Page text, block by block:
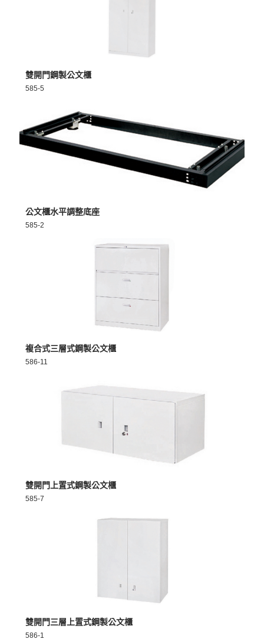
雙開門鋼製公文櫃
585-5
公文櫃水平調整底座
585-2
複合式三層式鋼製公文櫃
586-11
雙開門上置式鋼製公文櫃
585-7
MORE >
雙開門三層上置式鋼製公文櫃
586-1